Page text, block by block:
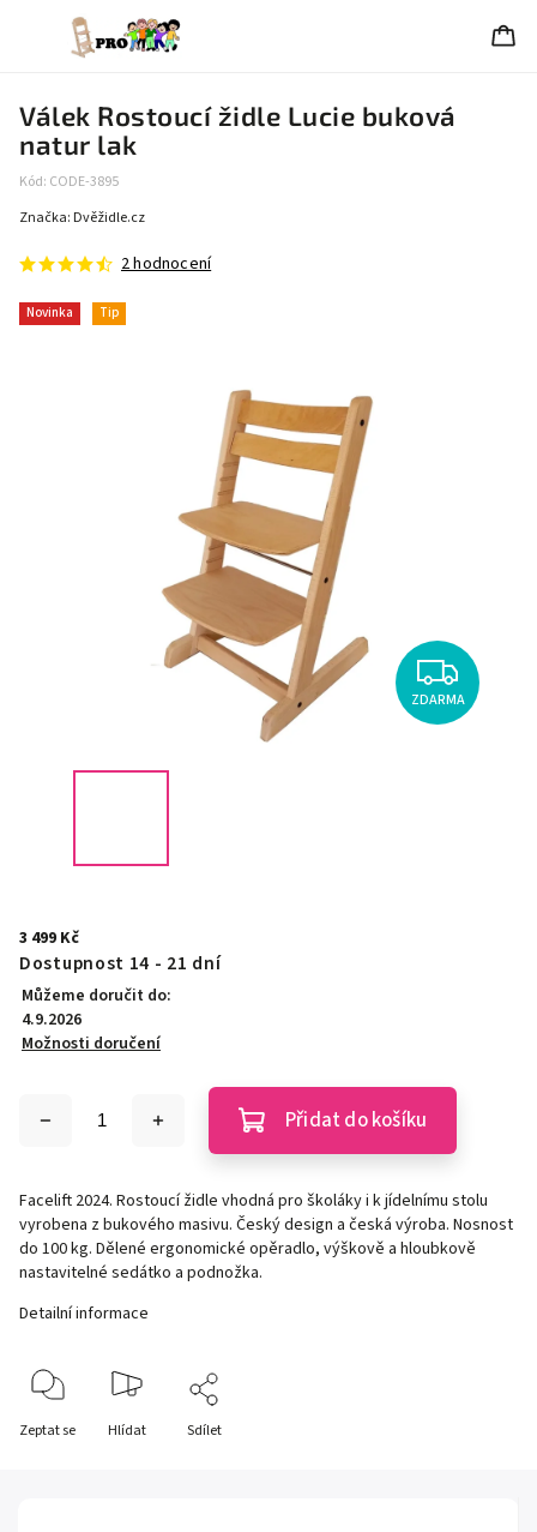
Válek Rostoucí židle Lucie buková
natur lak
Kód: CODE-3895
Novinka Tip
2 hodnocení
Značka: Dvěžidle.cz
ZDARMA
3 499 Kč
Dostupnost 14 - 21 dní
Můžeme doručit do:
4.9.2026
Možnosti doručení
Přidat do košíku
Facelift 2024. Rostoucí židle vhodná pro školáky i k jídelnímu stolu
vyrobena z bukového masivu. Český design a česká výroba. Nosnost
do 100 kg. Dělené ergonomické opěradlo, výškově a hloubkově
nastavitelné sedátko a podnožka.
Detailní informace
Zeptat se Hlídat Sdílet